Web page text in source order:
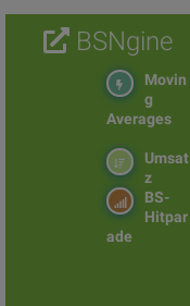
BSNgine
Movin
g
Averages
Umsat
z
BS-
Hitpar
ade